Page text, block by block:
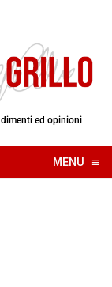
ed opinioni
MENU ≡
☰